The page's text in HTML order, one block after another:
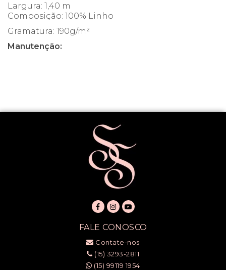
Largura: 1,40 m
Composição: 100% Linho
Gramatura: 190g/m²
Manutenção:
FALE CONOSCO
Contate-nos
(15) 3293-2811
(15) 99119 1954